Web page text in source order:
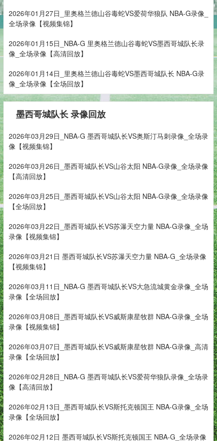
2026年01月27日_里奥格兰德山谷毒蛇VS爱荷华狼队 NBA-G录像_
全场录像【视频集锦】
2026年01月15日_NBA-G 里奥格兰德山谷毒蛇VS墨西哥城队长录
像_全场录像【高清回放】
2026年01月14日_里奥格兰德山谷毒蛇VS墨西哥城队长 NBA-G录
像_全场录像【全场回放】
墨西哥城队长 录像回放
2026年03月29日_NBA-G 墨西哥城队长VS奥斯汀马刺录像_全场录
像【视频集锦】
2026年03月26日_墨西哥城队长VS山谷太阳 NBA-G录像_全场录像
【高清回放】
2026年03月25日_墨西哥城队长VS山谷太阳 NBA-G录像_全场录像
【全场回放】
2026年03月22日_墨西哥城队长VS苏瀑天空力量 NBA-G录像_全场
录像【视频集锦】
2026年03月21日 墨西哥城队长VS苏瀑天空力量 NBA-G_全场录像
【视频集锦】
2026年03月11日_NBA-G 墨西哥城队长VS大急流城黄金录像_全场
录像【全场回放】
2026年03月08日_墨西哥城队长VS威斯康星牧群 NBA-G录像_全场
录像【视频集锦】
2026年03月07日_墨西哥城队长VS威斯康星牧群 NBA-G录像_高清
录像【全场回放】
2026年02月28日_NBA-G 墨西哥城队长VS爱荷华狼队录像_全场录
像【高清回放】
2026年02月13日_墨西哥城队长VS斯托克顿国王 NBA-G录像_全场
录像【全场回放】
2026年02月12日 墨西哥城队长VS斯托克顿国王 NBA-G_全场录像